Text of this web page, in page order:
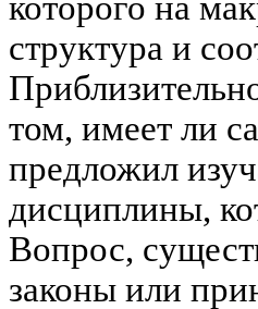
которого на
структура и
том, имеет ли
предложил
дисциплины,
Вопрос,
законы или